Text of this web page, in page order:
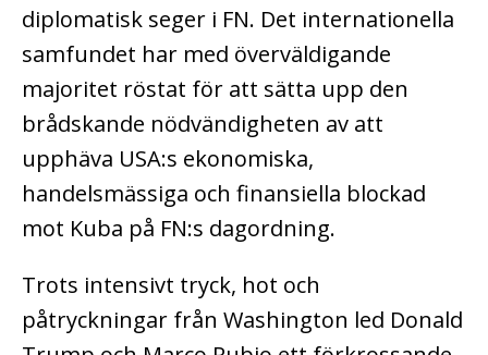
diplomatisk seger i FN. Det internationella
samfundet har med överväldigande
majoritet röstat för att sätta upp den
brådskande nödvändigheten av att
upphäva USA:s ekonomiska,
handelsmässiga och finansiella blockad
mot Kuba på FN:s dagordning.
Trots intensivt tryck, hot och
påtryckningar från Washington led Donald